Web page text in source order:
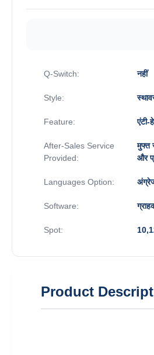
Q-Switch: नहीं
Style:
Feature: एंटी-
After-Sales Service
Provided:
मुफ्त
और
Languages Option:
Software:
Spot:
Product